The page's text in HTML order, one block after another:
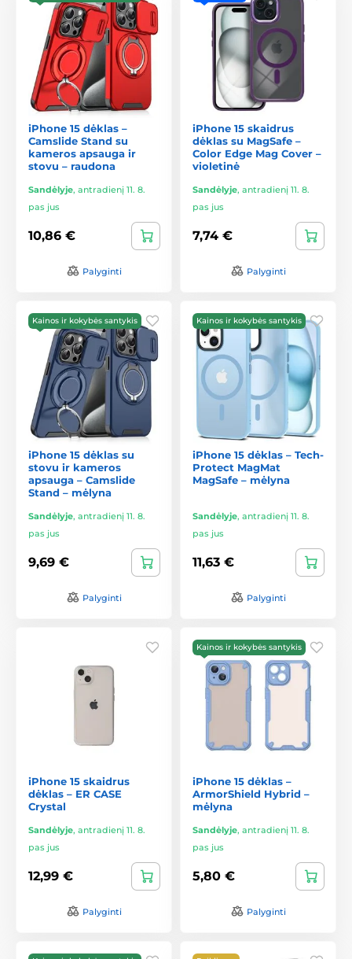
iPhone 15 dėklas –
Camslide Stand su
kameros apsauga ir
stovu – raudona
Sandėlyje, antradienį 11. 8.
pas jus
10,86 €
Palyginti
iPhone 15 skaidrus
dėklas su MagSafe –
Color Edge Mag Cover –
violetinė
Sandėlyje, antradienį 11. 8.
pas jus
7,74 €
Palyginti
Kainos ir kokybės santykis
iPhone 15 dėklas su
stovu ir kameros
apsauga – Camslide
Stand – mėlyna
Sandėlyje, antradienį 11. 8.
pas jus
9,69 €
Palyginti
Kainos ir kokybės santykis
iPhone 15 dėklas – Tech-
Protect MagMat
MagSafe – mėlyna
Sandėlyje, antradienį 11. 8.
pas jus
11,63 €
Palyginti
iPhone 15 skaidrus
dėklas – ER CASE
Crystal
Sandėlyje, antradienį 11. 8.
pas jus
12,99 €
Palyginti
Kainos ir kokybės santykis
iPhone 15 dėklas –
ArmorShield Hybrid –
mėlyna
Sandėlyje, antradienį 11. 8.
pas jus
5,80 €
Palyginti